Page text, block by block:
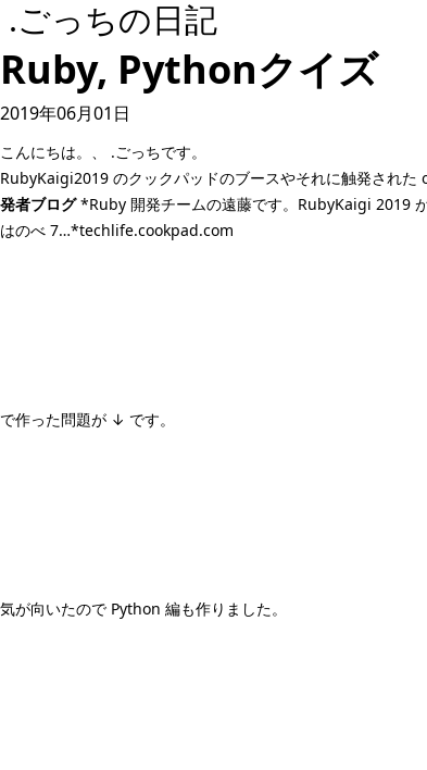
.ごっちの日記
Ruby, Pythonクイズ
2019年06月01日
こんにちは。、 .ごっちです。
RubyKaigi2019 のクックパッドのブースやそれに触発され
発者ブログ*Ruby 開発チームの遠藤です。RubyKaigi 2019
はのべ 7…*techlife.cookpad.com
で作った問題が ↓ です。
気が向いたので Python 編も作りました。